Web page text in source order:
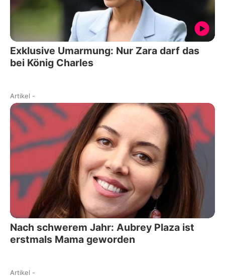
Exklusive Umarmung: Nur Zara darf das
bei König Charles
Artikel -
Nach schwerem Jahr: Aubrey Plaza ist
erstmals Mama geworden
Artikel -